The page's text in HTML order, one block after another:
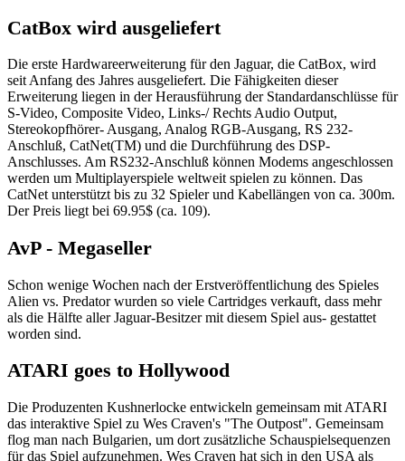
CatBox wird ausgeliefert
Die erste Hardwareerweiterung für den Jaguar, die CatBox, wird
seit Anfang des Jahres ausgeliefert. Die Fähigkeiten dieser
Erweiterung liegen in der Herausführung der Standardanschlüsse für
S-Video, Composite Video, Links-/ Rechts Audio Output,
Stereokopfhörer- Ausgang, Analog RGB-Ausgang, RS 232-
Anschluß, CatNet(TM) und die Durchführung des DSP-
Anschlusses. Am RS232-Anschluß können Modems angeschlossen
werden um Multiplayerspiele weltweit spielen zu können. Das
CatNet unterstützt bis zu 32 Spieler und Kabellängen von ca. 300m.
Der Preis liegt bei 69.95$ (ca. 109).
AvP - Megaseller
Schon wenige Wochen nach der Erstveröffentlichung des Spieles
Alien vs. Predator wurden so viele Cartridges verkauft, dass mehr
als die Hälfte aller Jaguar-Besitzer mit diesem Spiel aus- gestattet
worden sind.
ATARI goes to Hollywood
Die Produzenten Kushnerlocke entwickeln gemeinsam mit ATARI
das interaktive Spiel zu Wes Craven's "The Outpost". Gemeinsam
flog man nach Bulgarien, um dort zusätzliche Schauspielsequenzen
für das Spiel aufzunehmen. Wes Craven hat sich in den USA als